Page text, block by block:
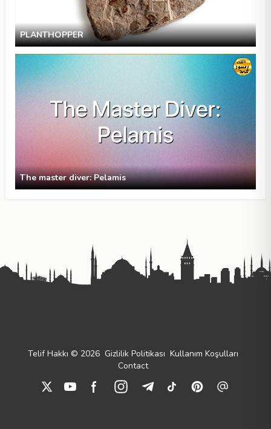
PLANTHOPPER
The master diver: Pelamis
Telif Hakkı © 2026 Gizlilik Politikası Kullanım Koşulları
Contact